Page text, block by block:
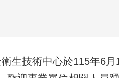
生技術中心於115年6